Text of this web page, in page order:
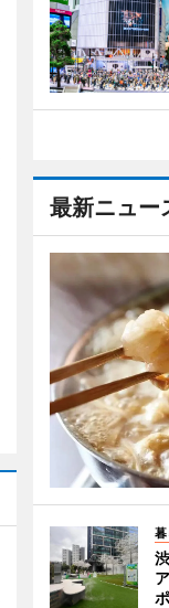
最新ニュー
暮